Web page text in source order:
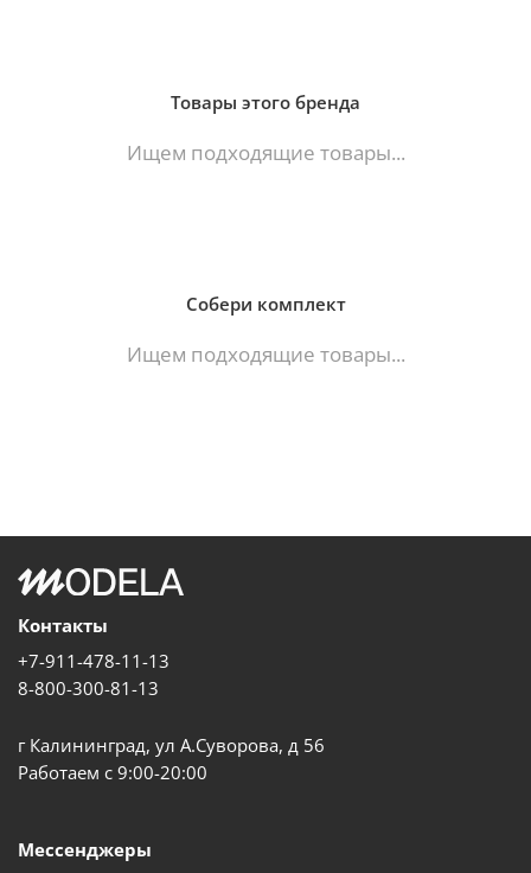
Товары этого бренда
Ищем подходящие товары...
Собери комплект
Ищем подходящие товары...
Контакты
+7-911-478-11-13
8-800-300-81-13
г Калининград, ул А.Суворова, д 56
Работаем с 9:00-20:00
Мессенджеры